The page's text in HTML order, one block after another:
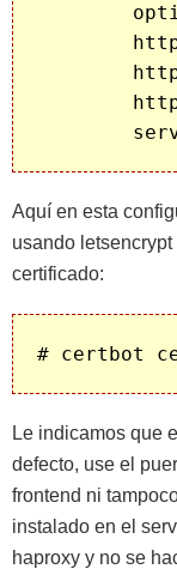
Aquí en esta
usando
certificado:
Le indicamos que
defecto, use el
frontend ni
instalado en el
haproxy y no se